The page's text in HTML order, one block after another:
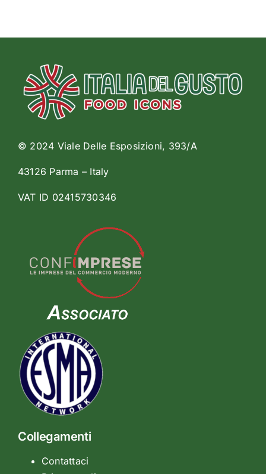
© 2024 Viale Delle Esposizioni, 393/A
43126 Parma – Italy
VAT ID 02415730346
Collegamenti
Contattaci